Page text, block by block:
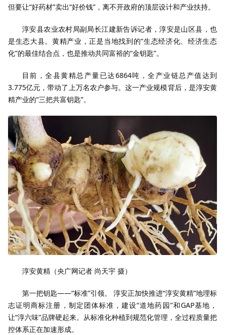
但要让“好药材”卖出“好价钱”，离不开政府的顶层设计和产业扶持。
淳安县农业农村局副局长江建新告诉记者，淳安是山区县，也
是生态大县。黄精产业，正是当地找到的“生态经济化、经济生态
化”的最佳结合点，也是推动共同富裕的“金钥匙”。
目前，全县黄精总产量已达6864吨，全产业链总产值达到
3.775亿元，带动了上万名农户参与。这一产业规模背后，是淳安黄
精产业的“三把共富钥匙”。
淳安黄精（央广网记者 尚天宇 摄）
第一把钥匙——“标准”引领。 淳安正加快推进“淳安黄精”地理标
志证明商标注册，制定团体标准，建设“道地药园”和GAP基地，
让“淳六味”品牌硬起来。从标准化种植到规范化管理，全过程质量把
控体系正在加速形成。